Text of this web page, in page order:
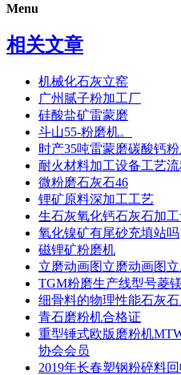
Menu
相关文章
机械化石灰立窑
广州腻子粉加工厂
硅酸盐矿雷蒙磨
斗山55-粉磨机。
时产35吨雷蒙磨碳酸钙
耐火材料加工设备工艺流
微粉磨石灰石46
锂矿原料深加工工艺
生石灰氧化钙石灰石加
氧化镍矿有尾砂充填站吗
磁锂矿粉磨机
立磨动画图立磨动画图
TGM粉磨生产线型号菱
细骨料的物理性能石灰
青石磨粉机合格证
重型锤式欧版磨粉机
协会会员
2019年长春塑钢粉碎料